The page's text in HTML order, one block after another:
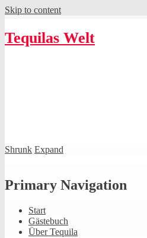
Skip to content
Tequilas Welt
Shrunk Expand
Primary Navigation
Start
Gästebuch
Über Tequila